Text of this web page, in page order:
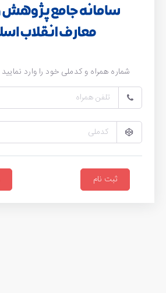
شماره همراه و کدملی خود را وارد نمایید
ثبت نام